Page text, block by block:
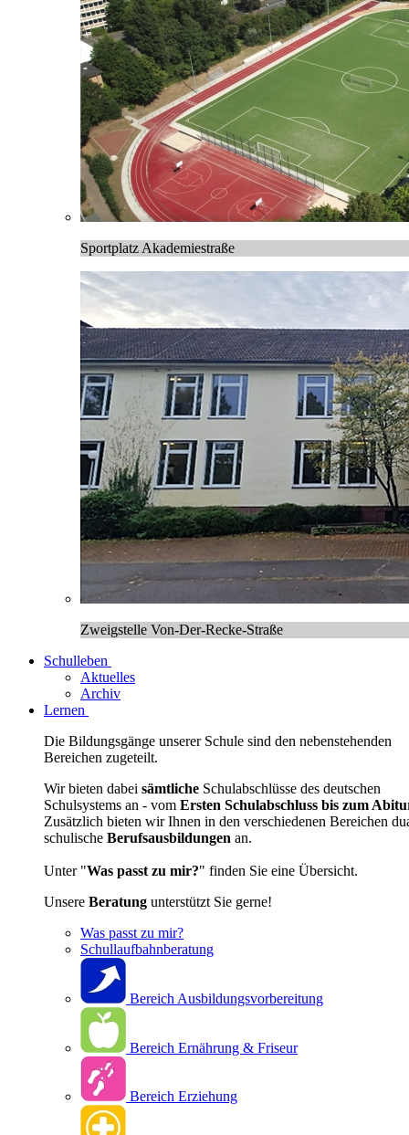
Sportplatz Akademiestraße
Zweigstelle Von-Der-Recke-Straße
Schulleben
Aktuelles
Archiv
Lernen
Die Bildungsgänge unserer Schule sind den nebenstehenden
Bereichen zugeteilt.
Wir bieten dabei sämtliche Schulabschlüsse des deutschen
Schulsystems an - vom Ersten Schulabschluss bis zum
Zusätzlich bieten wir Ihnen in den verschiedenen Bereichen
schulische Berufsausbildungen an.
Unter "Was passt zu mir?" finden Sie eine Übersicht.
Unsere Beratung unterstützt Sie gerne!
Was passt zu mir?
Schullaufbahnberatung
Bereich Ausbildungsvorbereitung
Bereich Ernährung & Friseur
Bereich Erziehung